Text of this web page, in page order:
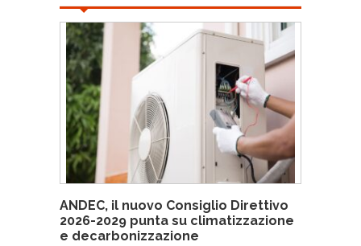
ANDEC, il nuovo Consiglio Direttivo
2026-2029 punta su climatizzazione
e decarbonizzazione